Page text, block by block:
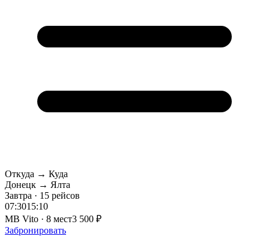
Откуда → Куда
Донецк → Ялта
Завтра · 15 рейсов
07:3015:10
MB Vito · 8 мест3 500 ₽
Забронировать